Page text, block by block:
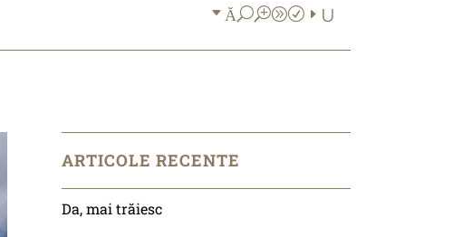
ARTICOLE RECENTE
Da, mai trăiesc